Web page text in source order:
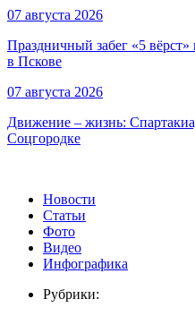
07 августа 2026
Праздничный забег «5
в Пскове
07 августа 2026
Движение – жизнь:
Соцгородке
Новости
Статьи
Фото
Видео
Инфографика
Рубрики: